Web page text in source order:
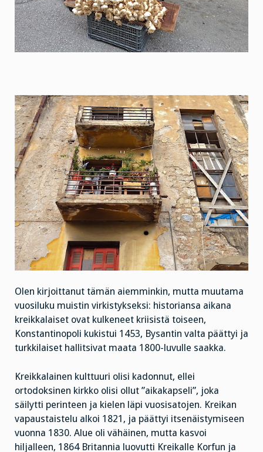
Olen kirjoittanut tämän aiemminkin, mutta muutama
vuosiluku muistin virkistykseksi: historiansa aikana
kreikkalaiset ovat kulkeneet kriisistä toiseen,
Konstantinopoli kukistui 1453, Bysantin valta päättyi ja
turkkilaiset hallitsivat maata 1800-luvulle saakka.
Kreikkalainen kulttuuri olisi kadonnut, ellei
ortodoksinen kirkko olisi ollut ”aikakapseli”, joka
säilytti perinteen ja kielen läpi vuosisatojen. Kreikan
vapaustaistelu alkoi 1821, ja päättyi itsenäistymiseen
vuonna 1830. Alue oli vähäinen, mutta kasvoi
hiljalleen, 1864 Britannia luovutti Kreikalle Korfun ja